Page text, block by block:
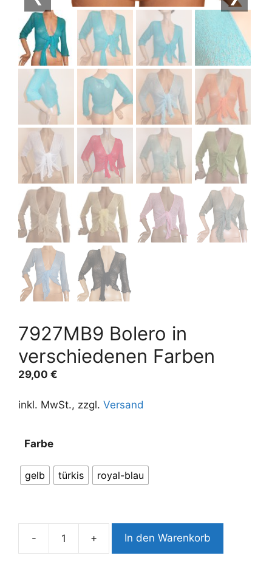
7927MB9 Bolero in
verschiedenen Farben
29,00 €
inkl. MwSt., zzgl. Versand
Farbe
gelb türkis royal-blau
-
7927MB9
+ In den Warenkorb
t
e
a
i